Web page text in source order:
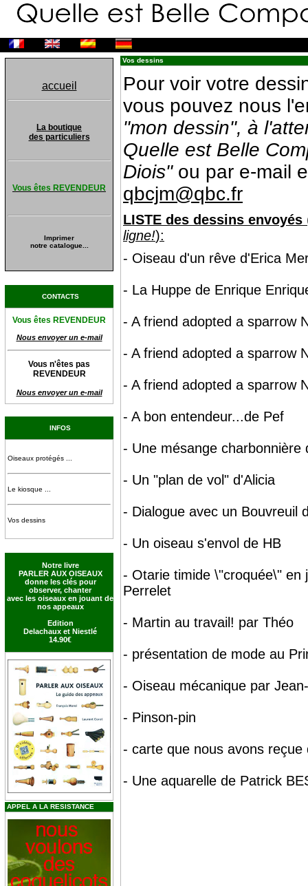
accueil
La boutique
des particuliers
Vous êtes REVENDEUR
Imprimer
notre catalogue...
CONTACTS
Vous êtes REVENDEUR
Nous envoyer un e-mail
Vous n'êtes pas
REVENDEUR
Nous envoyer un e-mail
INFOS
Oiseaux protégés ...
Le kiosque ...
Vos dessins
Notre livre
PARLER AUX OISEAUX
donne les clés pour
observer, chanter
avec les oiseaux en jouant de
nos appeaux
Edition
Delachaux et Niestlé
14.90€
APPEL A LA RESISTANCE
Vos dessins
Pour voir votre
vous pouvez nous
"mon dessin", à
Quelle est Belle
Diois"ou par e-mail
qbcjm@qbc.fr
LISTE des dessins envoyés
ligne!):
- Oiseau d'un rêve d'Erica
- La Huppe de Enrique
- A friend adopted a sparrow
- A friend adopted a sparrow
- A friend adopted a sparrow
- A bon entendeur...de Pef
- Une mésange charbonnière
- Un "plan de vol" d'Alicia
- Dialogue avec un Bouvreuil
- Un oiseau s'envol de HB
- Otarie timide \"croquée\" en
Perrelet
- Martin au travail! par Théo
- présentation de mode au
- Oiseau mécanique par
- Pinson-pin
- carte que nous avons reçue
- Une aquarelle de Patrick